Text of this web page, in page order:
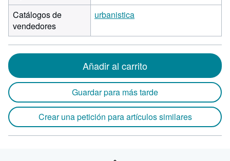
Catálogos de
vendedores
urbanistica
Añadir al carrito
Guardar para más tarde
Crear una petición para artículos similares